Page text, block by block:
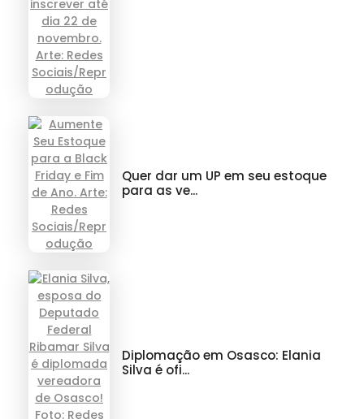
Quer dar um UP em seu estoque
para as ve...
Diplomação em Osasco: Elania
Silva é ofi...